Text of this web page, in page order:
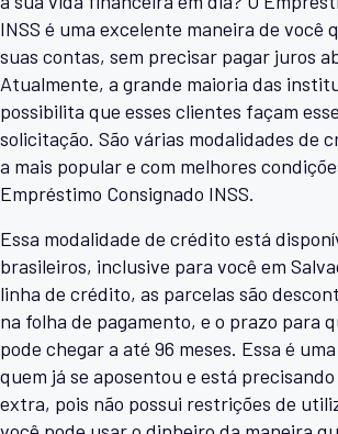
INSS é uma excelente maneira de você
suas contas, sem precisar pagar juros
Atualmente, a grande maioria das
possibilita que esses clientes façam
solicitação. São várias modalidades de
a mais popular e com melhores
Empréstimo Consignado INSS.
Essa modalidade de crédito está
brasileiros, inclusive para você em
linha de crédito, as parcelas são
na folha de pagamento, e o prazo para
pode chegar a até 96 meses. Essa é
quem já se aposentou e está
extra, pois não possui restrições de